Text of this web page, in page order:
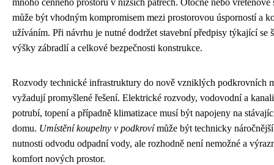
mnoho cenného prostoru v nižších patrech. Otočné nebo vřetenové
může být vhodným kompromisem mezi prostorovou úsporností a
užíváním. Při návrhu je nutné dodržet stavební předpisy týkající se
výšky zábradlí a celkové bezpečnosti konstrukce.
Rozvody technické infrastruktury do nově vzniklých podkrovních
vyžadují promyšlené řešení. Elektrické rozvody, vodovodní a
potrubí, topení a případně klimatizace musí být napojeny na
domu. Umístění koupelny v podkrovímůže být technicky
nutnosti odvodu odpadní vody, ale rozhodně není nemožné a
komfort nových prostor.